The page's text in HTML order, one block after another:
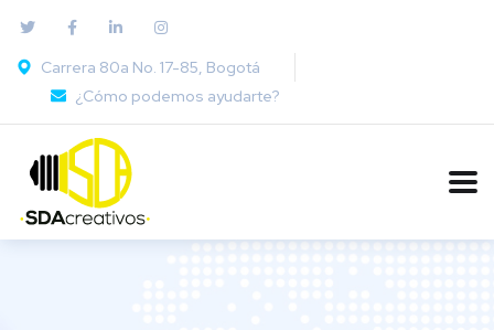
Carrera 80a No. 17-85, Bogotá
¿Cómo podemos ayudarte?